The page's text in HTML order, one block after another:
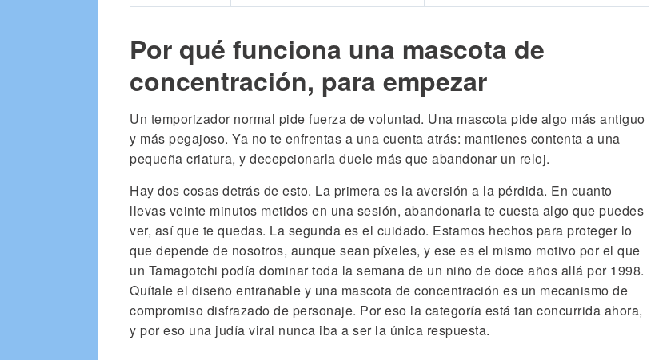
Por qué funciona una mascota de
concentración, para empezar
Un temporizador normal pide fuerza de voluntad. Una mascota pide algo más antiguo
y más pegajoso. Ya no te enfrentas a una cuenta atrás: mantienes contenta a una
pequeña criatura, y decepcionarla duele más que abandonar un reloj.
Hay dos cosas detrás de esto. La primera es la aversión a la pérdida. En cuanto
llevas veinte minutos metidos en una sesión, abandonarla te cuesta algo que puedes
ver, así que te quedas. La segunda es el cuidado. Estamos hechos para proteger lo
que depende de nosotros, aunque sean píxeles, y ese es el mismo motivo por el que
un Tamagotchi podía dominar toda la semana de un niño de doce años allá por 1998.
Quítale el diseño entrañable y una mascota de concentración es un mecanismo de
compromiso disfrazado de personaje. Por eso la categoría está tan concurrida ahora,
y por eso una judía viral nunca iba a ser la única respuesta.